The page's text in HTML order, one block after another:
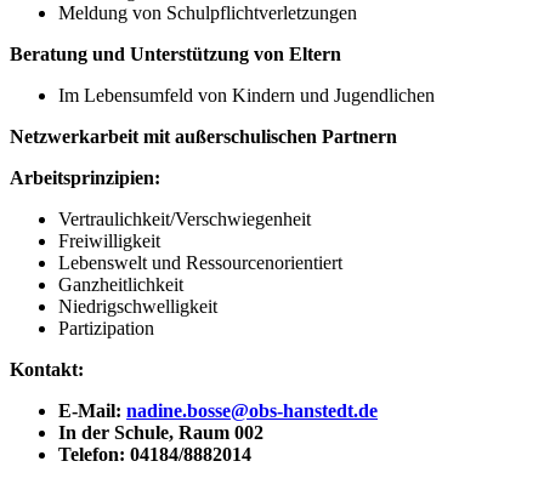
Meldung von Schulpflichtverletzungen
Beratung und Unterstützung von Eltern
Im Lebensumfeld von Kindern und Jugendlichen
Netzwerkarbeit mit außerschulischen Partnern
Arbeitsprinzipien:
Vertraulichkeit/Verschwiegenheit
Freiwilligkeit
Lebenswelt und Ressourcenorientiert
Ganzheitlichkeit
Niedrigschwelligkeit
Partizipation
Kontakt:
E-Mail: nadine.bosse@obs-hanstedt.de
In der Schule, Raum 002
Telefon: 04184/8882014